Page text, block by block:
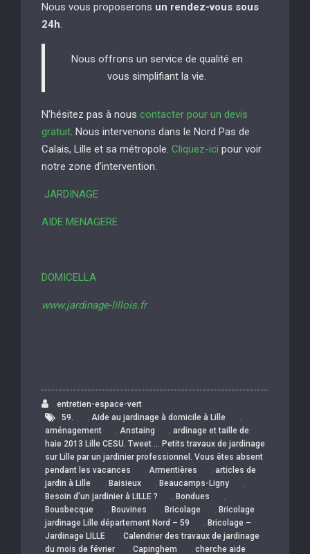
Nous vous proposerons un rendez-vous sous
24h.
Nous offrons un service de qualité en
vous simplifiant la vie.
N’hésitez pas à nous contacter pour un devis
gratuit. Nous intervenons dans le Nord Pas de
Calais, Lille et sa métropole. Cliquez-ici pour voir
notre zone d’intervention.
JARDINAGE
AIDE MENAGERE
DOMICELLA
www.jardinage-lillois.fr
entretien-espace-vert
59.
, Aide au jardinage à domicile à Lille ,
aménagement , Anstaing , ardinage et taille de
haie 2013 Lille CESU. Tweet … Petits travaux de jardinage
sur Lille par un jardinier professionnel. Vous êtes absent
pendant les vacances
, Armentières , articles de
jardin à Lille
, Baisieux , Beaucamps-Ligny ,
Besoin d’un jardinier à LILLE ? , Bondues ,
Bousbecque , Bouvines , Bricolage , Bricolage
jardinage Lille département Nord – 59
, Bricolage –
Jardinage LILLE
, Calendrier des travaux de jardinage
du mois de février
, Capinghem , cherche aide